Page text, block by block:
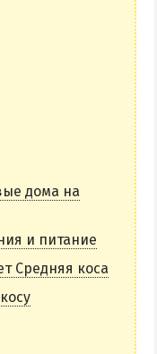
дома на
и питание
Средняя коса